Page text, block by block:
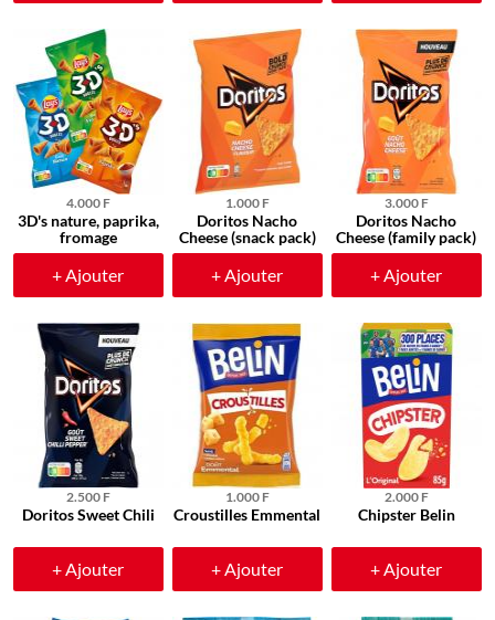
4.000 F
3D's nature, paprika,
fromage
+ Ajouter
1.000 F
Doritos Nacho
Cheese (snack pack)
+ Ajouter
3.000 F
Doritos Nacho
Cheese (family pack)
+ Ajouter
2.500 F
Doritos Sweet Chili
+ Ajouter
1.000 F
Croustilles Emmental
+ Ajouter
2.000 F
Chipster Belin
+ Ajouter